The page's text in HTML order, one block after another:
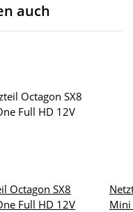
auch
Octagon SX8
Full HD 12V
Mini